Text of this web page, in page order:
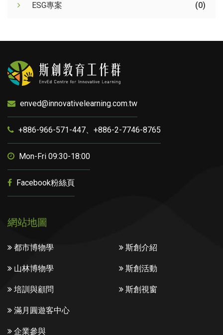
ESG專案 (0)
enved@innovativelearning.com.tw
+886-966-571-447、+886-2-7746-8765
Mon-Fri 09:30-18:00
Facebook粉絲頁
網站地圖
都市博物學
山林博物學
培訓與顧問
滿月圓遊客中心
企業參與
斯創介紹
斯創活動
斯創視窗